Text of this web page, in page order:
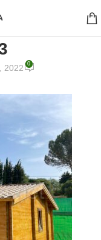
2022 0